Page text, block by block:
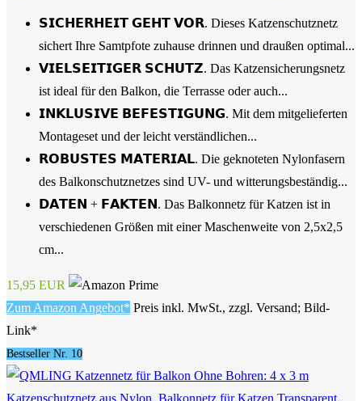
𝗦𝗜𝗖𝗛𝗘𝗥𝗛𝗘𝗜𝗧 𝗚𝗘𝗛𝗧 𝗩𝗢𝗥. Dieses Katzenschutznetz
sichert Ihre Samtpfote zuhause drinnen und draußen optimal...
𝗩𝗜𝗘𝗟𝗦𝗘𝗜𝗧𝗜𝗚𝗘𝗥 𝗦𝗖𝗛𝗨𝗧𝗭. Das Katzensicherungsnetz
ist ideal für den Balkon, die Terrasse oder auch...
𝗜𝗡𝗞𝗟𝗨𝗦𝗜𝗩𝗘 𝗕𝗘𝗙𝗘𝗦𝗧𝗜𝗚𝗨𝗡𝗚. Mit dem mitgelieferten
Montageset und der leicht verständlichen...
𝗥𝗢𝗕𝗨𝗦𝗧𝗘𝗦 𝗠𝗔𝗧𝗘𝗥𝗜𝗔𝗟. Die geknoteten Nylonfasern
des Balkonschutznetzes sind UV- und witterungsbeständig...
𝗗𝗔𝗧𝗘𝗡 + 𝗙𝗔𝗞𝗧𝗘𝗡. Das Balkonnetz für Katzen ist in
verschiedenen Größen mit einer Maschenweite von 2,5x2,5
cm...
15,95 EUR
Zum Amazon Angebot* Preis inkl. MwSt., zzgl. Versand; Bild-
Link*
Bestseller Nr. 10